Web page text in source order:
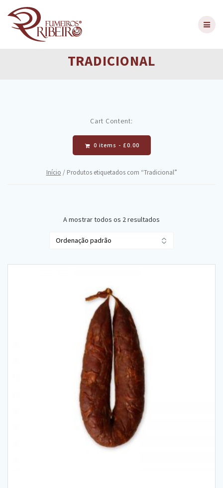
TRADICIONAL
Cart Content:
0 items - £0.00
Início / Produtos etiquetados com “Tradicional”
A mostrar todos os 2 resultados